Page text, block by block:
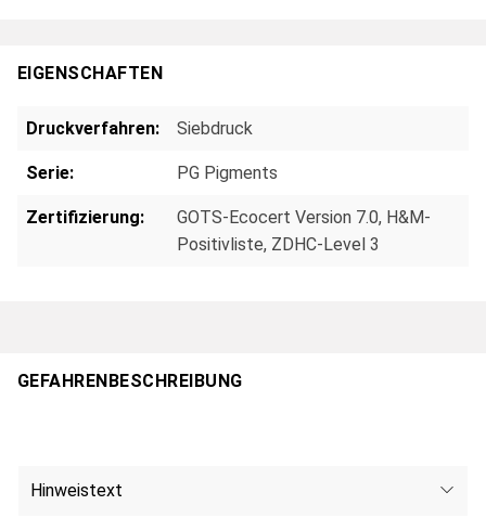
EIGENSCHAFTEN
Druckverfahren: Siebdruck
Serie: PG Pigments
Zertifizierung:
GOTS-Ecocert Version 7.0, H&M-
Positivliste, ZDHC-Level 3
GEFAHRENBESCHREIBUNG
Hinweistext